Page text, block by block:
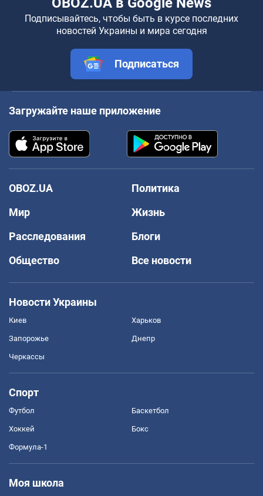
Подписывайтесь, чтобы быть в курсе последних
новостей Украины и мира сегодня
Подписаться
Загружайте наше приложение
OBOZ.UA
Политика
Мир
Жизнь
Расследования
Блоги
Общество
Все новости
Новости Украины
Киев Харьков
Запорожье Днепр
Черкассы
Спорт
Футбол Баскетбол
Хоккей Бокс
Формула-1
Моя школа